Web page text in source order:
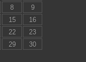
8
9
15
16
22
23
29
30